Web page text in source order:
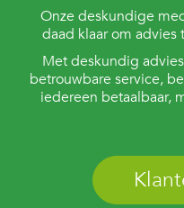
Onze deskundige
daad klaar om
Met deskundig
betrouwbare service,
iedereen betaalbaar,